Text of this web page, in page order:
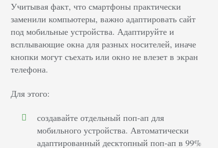
Учитывая факт, что смартфоны практически
заменили компьютеры, важно адаптировать сайт
под мобильные устройства. Адаптируйте и
всплывающие окна для разных носителей, иначе
кнопки могут съехать или окно не влезет в экран
телефона.
Для этого:
создавайте отдельный поп-ап для
мобильного устройства. Автоматически
адаптированный десктопный поп-ап в 99%